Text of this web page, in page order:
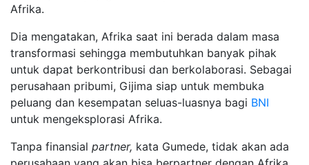
Afrika.
Dia mengatakan, Afrika saat ini berada dalam masa
transformasi sehingga membutuhkan banyak pihak
untuk dapat berkontribusi dan berkolaborasi. Sebagai
perusahaan pribumi, Gijima siap untuk membuka
peluang dan kesempatan seluas-luasnya bagi BNI
untuk mengeksplorasi Afrika.
Tanpa finansial partner, kata Gumede, tidak akan ada